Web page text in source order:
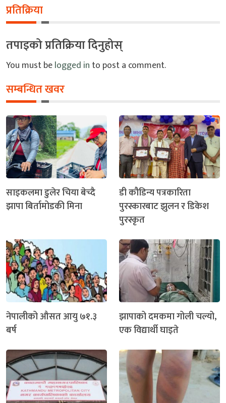
प्रतिक्रिया
तपाइको प्रतिक्रिया दिनुहोस्
You must belogged in to post a comment.
सम्बन्धित खवर
साइकलमा डुलेर चिया बेच्दै
झापा बिर्तामोडकी मिना
डी कौडिन्य पत्रकारिता
पुरस्कारबाट झुलन र डिकेश
पुरस्कृत
नेपालीको औसत आयु ७१.३
बर्ष
झापाको दमकमा गोली चल्यो,
एक विद्यार्थी घाइते